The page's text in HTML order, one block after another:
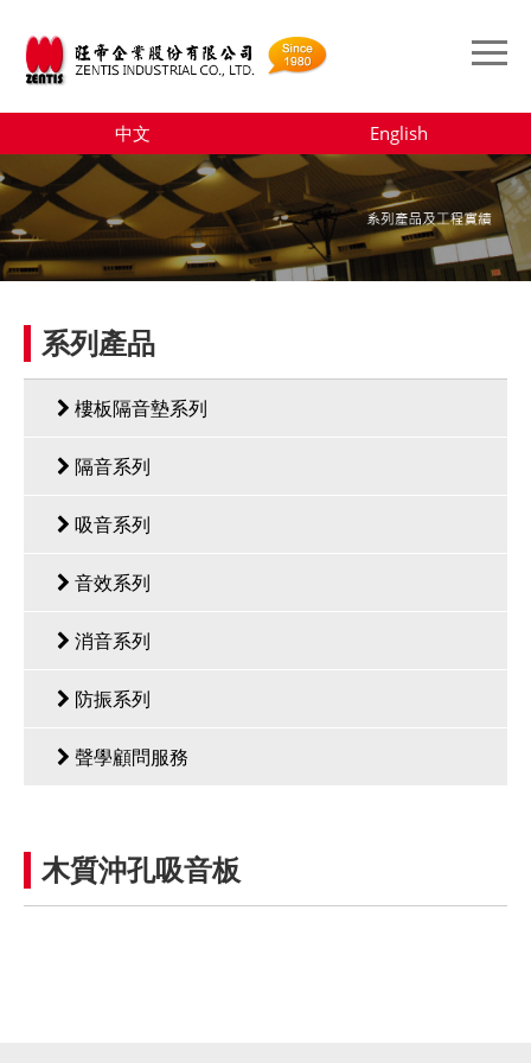
中文 English
系列產品
樓板隔音墊系列
隔音系列
吸音系列
音效系列
消音系列
防振系列
聲學顧問服務
木質沖孔吸音板